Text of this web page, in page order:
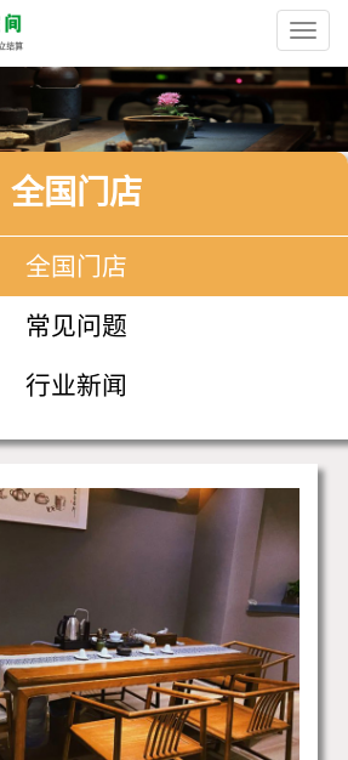
全国门店
全国门店
常见问题
行业新闻